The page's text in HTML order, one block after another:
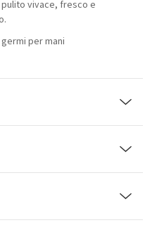
pulito vivace, fresco e
per mani